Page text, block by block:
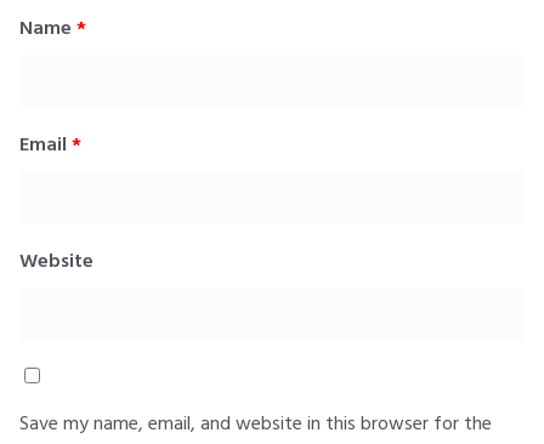
Name *
Email *
Website
Save my name, email, and website in this browser for the